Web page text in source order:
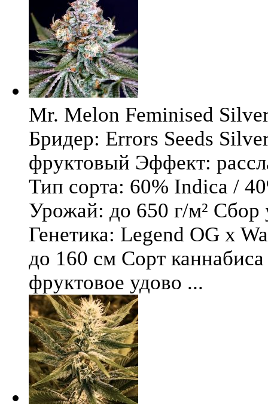
Mr. Melon Feminised
Бридер: Errors Seeds
фруктовый Эффект:
Тип сорта: 60% Indica /
Урожай: до 650 г/м² Сбор
Генетика: Legend OG x
до 160 см Сорт
фруктовое удово ...